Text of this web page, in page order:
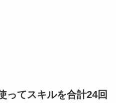
ってスキルを合計24回